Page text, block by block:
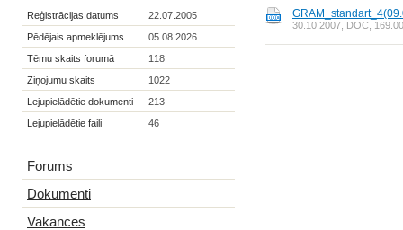
Reģistrācijas datums
22.07.2005
Pēdējais apmeklējums
05.08.2026
Tēmu skaits forumā
118
Ziņojumu skaits
1022
Lejupielādētie dokumenti
213
Lejupielādētie faili
46
Forums
Dokumenti
Vakances
30.10.2007, DOC,